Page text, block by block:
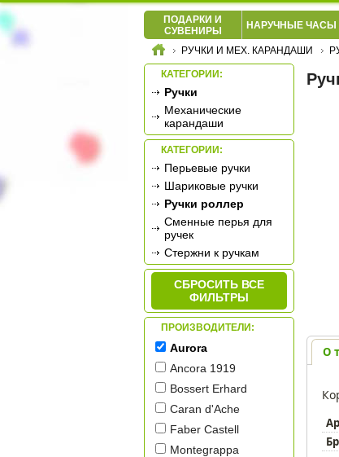
ПОДАРКИ И
СУВЕНИРЫ
НАРУЧНЫЕ ЧАСЫ
РУЧКИ И МЕХ. КАРАНДАШИ
КАТЕГОРИИ:
Ручки
Механические
карандаши
КАТЕГОРИИ:
Перьевые ручки
Шариковые ручки
Ручки роллер
Сменные перья для
ручек
Стержни к ручкам
СБРОСИТЬ ВСЕ
ФИЛЬТРЫ
ПРОИЗВОДИТЕЛИ:
Aurora
Ancora 1919
Bossert Erhard
Caran d'Ache
Faber Castell
Montegrappa
О